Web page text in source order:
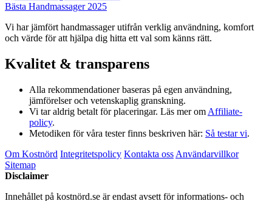
Bästa Handmassager 2025
Vi har jämfört handmassager utifrån verklig användning, komfort
och värde för att hjälpa dig hitta ett val som känns rätt.
Kvalitet & transparens
Alla rekommendationer baseras på egen användning,
jämförelser och vetenskaplig granskning.
Vi tar aldrig betalt för placeringar. Läs mer om Affiliate-
policy.
Metodiken för våra tester finns beskriven här: Så testar vi.
Om Kostnörd Integritetspolicy Kontakta oss Användarvillkor
Sitemap
Disclaimer
Innehållet på kostnörd.se är endast avsett för informations- och